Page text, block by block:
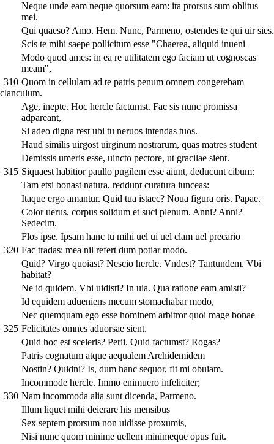
Neque unde eam neque quorsum eam: ita prorsus sum oblitus
mei.
Qui quaeso? Amo. Hem. Nunc, Parmeno, ostendes te qui uir sies.
Scis te mihi saepe pollicitum esse "Chaerea, aliquid inueni
Modo quod ames: in ea re utilitatem ego faciam ut cognoscas
meam",
310 Quom in cellulam ad te patris penum omnem congerebam
clanculum.
Age, inepte. Hoc hercle factumst. Fac sis nunc promissa
adpareant,
Si adeo digna rest ubi tu neruos intendas tuos.
Haud similis uirgost uirginum nostrarum, quas matres student
Demissis umeris esse, uincto pectore, ut gracilae sient.
315 Siquaest habitior paullo pugilem esse aiunt, deducunt cibum:
Tam etsi bonast natura, reddunt curatura iunceas:
Itaque ergo amantur. Quid tua istaec? Noua figura oris. Papae.
Color uerus, corpus solidum et suci plenum. Anni? Anni?
Sedecim.
Flos ipse. Ipsam hanc tu mihi uel ui uel clam uel precario
320 Fac tradas: mea nil refert dum potiar modo.
Quid? Virgo quoiast? Nescio hercle. Vndest? Tantundem. Vbi
habitat?
Ne id quidem. Vbi uidisti? In uia. Qua ratione eam amisti?
Id equidem adueniens mecum stomachabar modo,
Nec quemquam ego esse hominem arbitror quoi mage bonae
325 Felicitates omnes aduorsae sient.
Quid hoc est sceleris? Perii. Quid factumst? Rogas?
Patris cognatum atque aequalem Archidemidem
Nostin? Quidni? Is, dum hanc sequor, fit mi obuiam.
Incommode hercle. Immo enimuero infeliciter;
330 Nam incommoda alia sunt dicenda, Parmeno.
Illum liquet mihi deierare his mensibus
Sex septem prorsum non uidisse proxumis,
Nisi nunc quom minime uellem minimeque opus fuit.